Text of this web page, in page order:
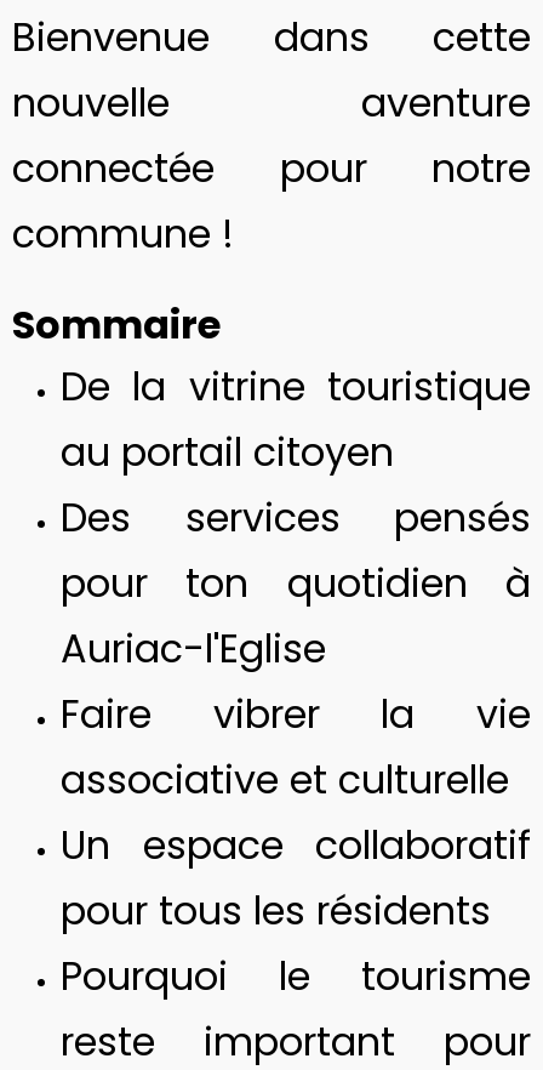
Bienvenue dans cette
nouvelle aventure
connectée pour notre
commune !
Sommaire
De la vitrine touristique
au portail citoyen
Des services pensés
pour ton quotidien à
Auriac-l'Eglise
Faire vibrer la vie
associative et culturelle
Un espace collaboratif
pour tous les résidents
Pourquoi le tourisme
reste important pour